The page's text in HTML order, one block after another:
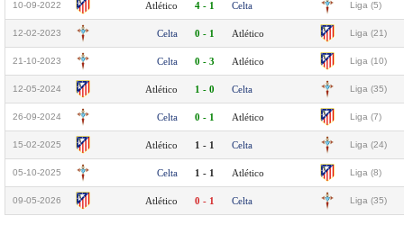
10-09-2022 Atlético 4 - 1 Celta Liga (5)
12-02-2023 Celta 0 - 1 Atlético Liga (21)
21-10-2023 Celta 0 - 3 Atlético Liga (10)
12-05-2024 Atlético 1 - 0 Celta Liga (35)
26-09-2024 Celta 0 - 1 Atlético Liga (7)
15-02-2025 Atlético 1 - 1 Celta Liga (24)
05-10-2025 Celta 1 - 1 Atlético Liga (8)
09-05-2026 Atlético 0 - 1 Celta Liga (35)